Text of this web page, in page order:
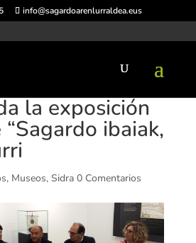
info@sagardoarenlurraldea.eus
la exposición
ibaiak,
, Museos, Sidra 0 Comentarios